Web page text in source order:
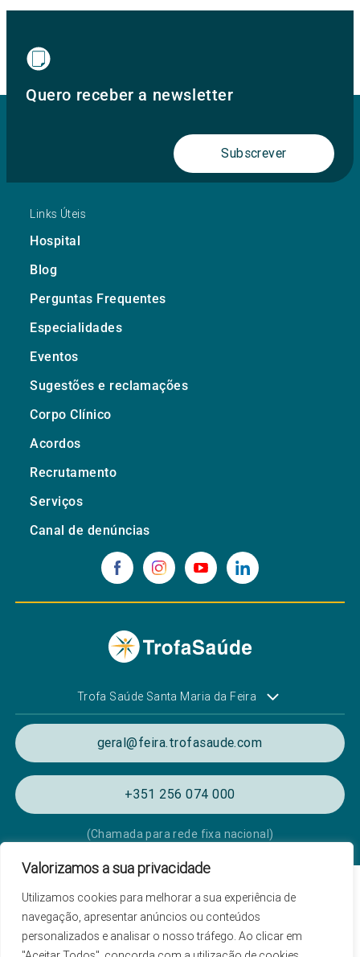
Valorizamos a sua privacidade
Utilizamos cookies para melhorar a sua experiência de
navegação, apresentar anúncios ou conteúdos
personalizados e analisar o nosso tráfego. Ao clicar em
Quero receber a newsletter
Subscrever
Links Úteis
Hospital
Blog
Perguntas Frequentes
Especialidades
Eventos
Sugestões e reclamações
Corpo Clínico
Acordos
Recrutamento
Serviços
Canal de denúncias
Trofa Saúde Santa Maria da Feira
geral@feira.trofasaude.com
+351 256 074 000
(Chamada para rede fixa nacional)
Termos e condições de utilização
Listagem das Unidades Hospitalares